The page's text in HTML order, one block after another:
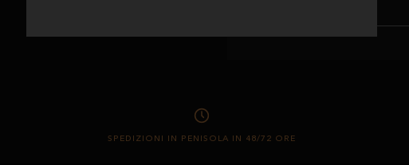
SPEDIZIONI IN PENISOLA IN 48/72 ORE